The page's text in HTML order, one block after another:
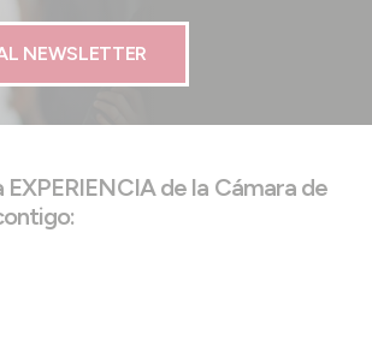
NEWSLETTER
EXPERIENCIA de la Cámara de